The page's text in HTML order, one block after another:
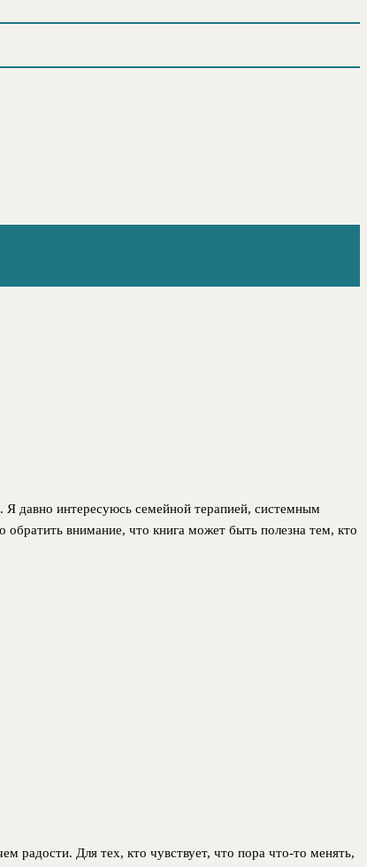
давно интересуюсь семейной терапией, системным
внимание, что книга может быть полезна тем, кто
радости. Для тех, кто чувствует, что пора что-то менять,